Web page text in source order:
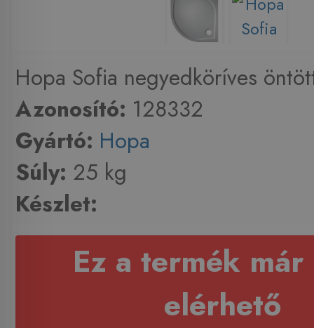
Hopa Sofia negyedköríves
Azonosító: 128332
Gyártó: Hopa
Súly: 25 kg
Készlet:
Ez a termék már
elérhető